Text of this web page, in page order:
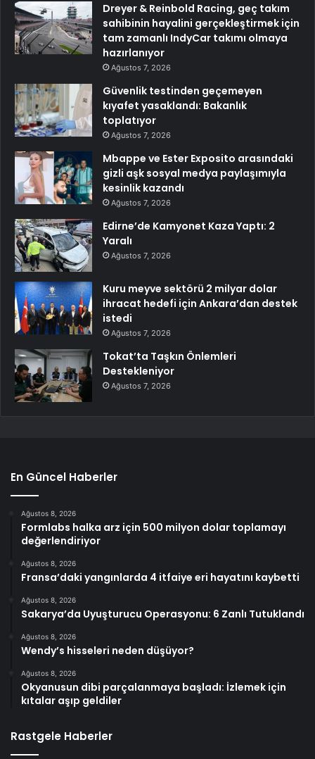
Dreyer & Reinbold Racing, geç takım
sahibinin hayalini gerçekleştirmek için
tam zamanlı IndyCar takımı olmaya
hazırlanıyor
Ağustos 7, 2026
Güvenlik testinden geçemeyen
kıyafet yasaklandı: Bakanlık
toplatıyor
Ağustos 7, 2026
Mbappe ve Ester Exposito arasındaki
gizli aşk sosyal medya paylaşımıyla
kesinlik kazandı
Ağustos 7, 2026
Edirne’de Kamyonet Kaza Yaptı: 2
Yaralı
Ağustos 7, 2026
Kuru meyve sektörü 2 milyar dolar
ihracat hedefi için Ankara’dan destek
istedi
Ağustos 7, 2026
Tokat’ta Taşkın Önlemleri
Destekleniyor
Ağustos 7, 2026
En Güncel Haberler
Ağustos 8, 2026
Formlabs halka arz için 500 milyon dolar toplamayı
değerlendiriyor
Ağustos 8, 2026
Fransa’daki yangınlarda 4 itfaiye eri hayatını kaybetti
Ağustos 8, 2026
Sakarya’da Uyuşturucu Operasyonu: 6 Zanlı Tutuklandı
Ağustos 8, 2026
Wendy’s hisseleri neden düşüyor?
Ağustos 8, 2026
Okyanusun dibi parçalanmaya başladı: İzlemek için
kıtalar aşıp geldiler
Rastgele Haberler